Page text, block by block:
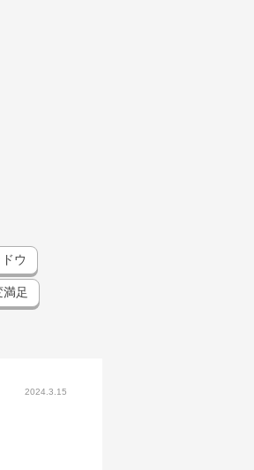
ウ
満足
2024.3.15